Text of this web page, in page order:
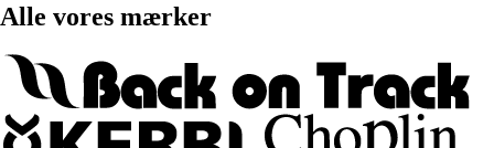
Alle vores mærker